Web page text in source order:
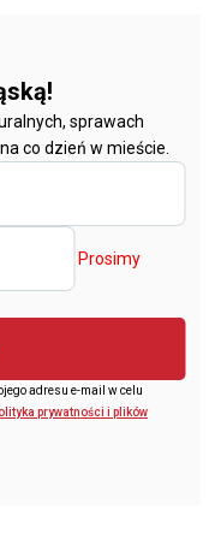
sprawach
co dzień w mieście.
Prosimy
adresu e-mail w celu
prywatności i plików